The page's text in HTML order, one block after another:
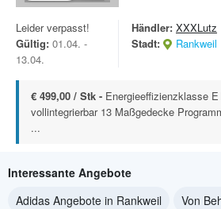
Leider verpasst!
Gültig: 01.04. -
13.04.
Händler: XXXLutz
Stadt:
Rankweil
€ 499,00 / Stk - Energieeffizienzklasse
vollintegrierbar 13 Maßgedecke
...
Interessante Angebote
Adidas Angebote in Rankweil
Von